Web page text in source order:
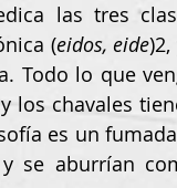
las tres
(eidos, eide)2,
Todo lo que
los chavales
es un
se aburrían